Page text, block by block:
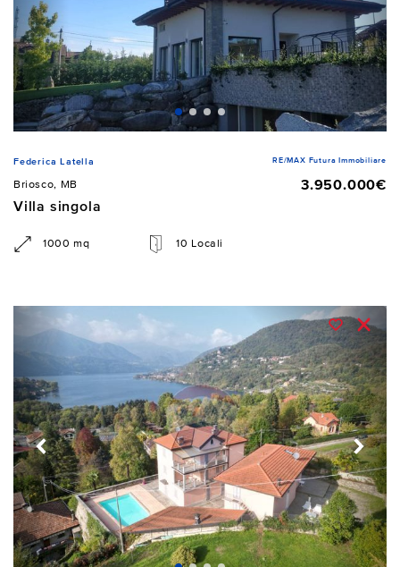
Federica Latella RE/MAX Futura Immobiliare
Briosco, MB
3.950.000€
Villa singola
1000 mq 10 Locali